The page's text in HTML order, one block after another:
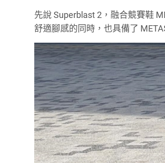
先說 Superblast 2，融合競賽鞋
舒適腳感的同時，也具備了